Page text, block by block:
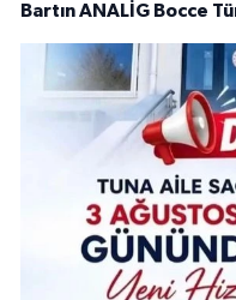
Bartın ANALİG Bocce